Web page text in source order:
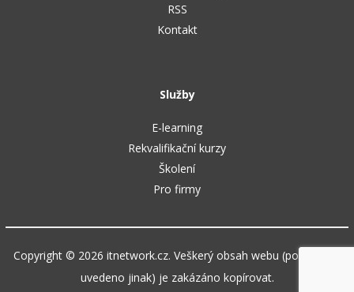
RSS
Kontakt
Služby
E-learning
Rekvalifikační kurzy
Školení
Pro firmy
Copyright © 2026 itnetwork.cz. Veškerý obsah webu (pokud není
uvedeno jinak) je zakázáno kopírovat.